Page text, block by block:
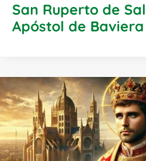
San Ruperto de
Apóstol de